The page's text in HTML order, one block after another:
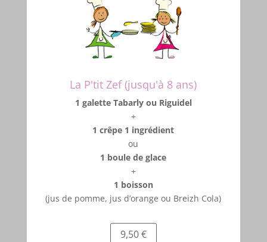
La P'tit Zef (jusqu'à 8 ans)
1 galette Tabarly ou Riguidel
+
1 crêpe 1 ingrédient
ou
1 boule de glace
+
1 boisson
(jus de pomme, jus d’orange ou Breizh Cola)
9,50 €